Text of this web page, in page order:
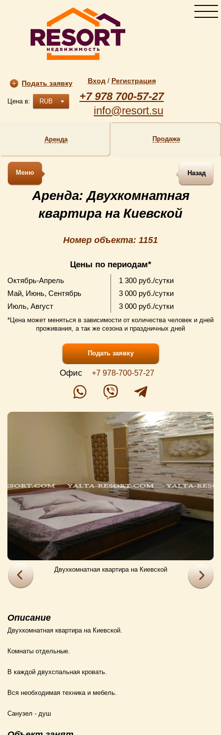
Подать заявку
Цена в: RUB
Вход/ Регистрация
+7 978 700-57-27
info@resort.su
Аренда Продажа
Меню Назад
Аренда: Двухкомнатная
квартира на Киевской
Номер объекта: 1151
Цены по периодам*
Октябрь-Апрель
1 300 руб./сутки
Май, Июнь, Сентябрь
3 000 руб./сутки
Июль, Август
3 000 руб./сутки
*Цена может меняться в зависимости от количества человек и дней
проживания, а так же сезона и праздничных дней
Подать заявку
Офис +7 978-700-57-27
Двухкомнатная квартира на Киевской
Описание
Двухкомнатная квартира на Киевской.
Комнаты отдельные.
В каждой двухспальная кровать.
Вся необходимая техника и мебель.
Санузел - душ